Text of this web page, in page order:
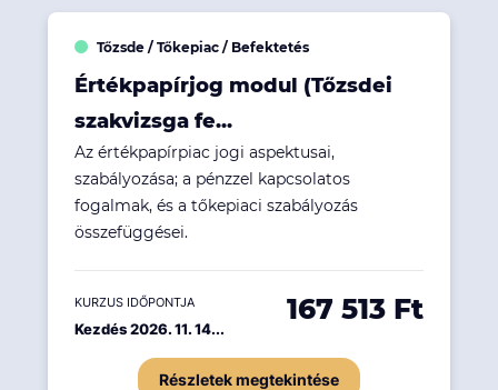
Tőzsde / Tőkepiac / Befektetés
Értékpapírjog modul (Tőzsdei
szakvizsga fe...
Az értékpapírpiac jogi aspektusai,
szabályozása; a pénzzel kapcsolatos
fogalmak, és a tőkepiaci szabályozás
összefüggései.
KURZUS IDŐPONTJA
Kezdés 2026. 11. 14...
167 513 Ft
Részletek megtekintése